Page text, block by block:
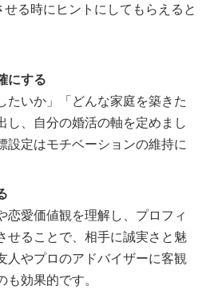
る時にヒントにしてもらえると
にする
たいか」「どんな家庭を築きた
し、自分の婚活の軸を定めまし
設定はモチベーションの維持に
恋愛価値観を理解し、プロフィ
せることで、相手に誠実さと魅
人やプロのアドバイザーに客観
効果的です。